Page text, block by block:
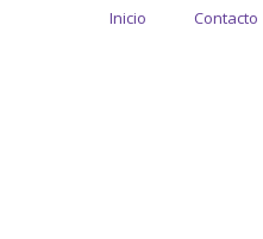
Inicio Contacto